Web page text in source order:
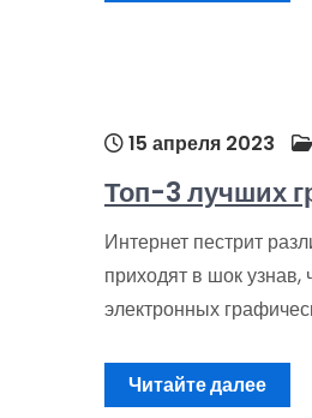
15 апреля 2023
Топ-3 лучших
Интернет пестрит
приходят в шок
электронных
Читайте далее